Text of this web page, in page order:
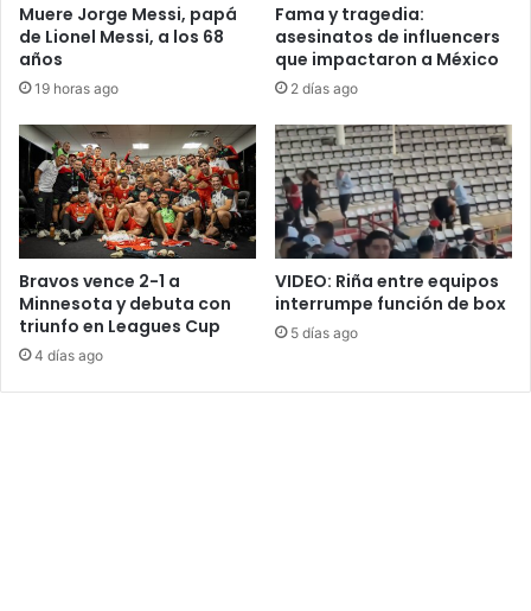
Muere Jorge Messi, papá
de Lionel Messi, a los 68
años
19 horas ago
Fama y tragedia:
asesinatos de influencers
que impactaron a México
2 días ago
Bravos vence 2-1 a
Minnesota y debuta con
triunfo en Leagues Cup
4 días ago
VIDEO: Riña entre equipos
interrumpe función de box
5 días ago